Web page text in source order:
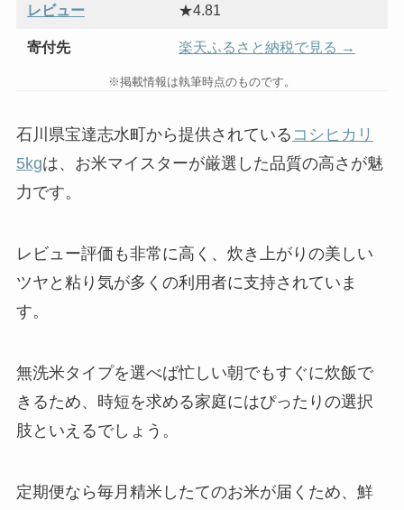
レビュー ★4.81
寄付先 楽天ふるさと納税で見る →
※掲載情報は執筆時点のものです。
石川県宝達志水町から提供されている コシヒカリ
5kgは、お米マイスターが厳選した品質の高さが魅
力です。
レビュー評価も非常に高く、炊き上がりの美しい
ツヤと粘り気が多くの利用者に支持されていま
す。
無洗米タイプを選べば忙しい朝でもすぐに炊飯で
きるため、時短を求める家庭にはぴったりの選択
肢といえるでしょう。
定期便なら毎月精米したてのお米が届くため、鮮